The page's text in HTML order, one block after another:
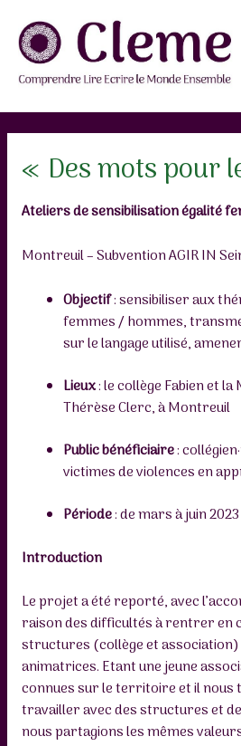
contenu
« Des mots pour
Ateliers de sensibilisation égalité
Montreuil – Subvention AGIR IN
Objectif: sensibiliser aux
femmes / hommes,
sur le langage utilisé,
Lieux: le collège Fabien et
Thérèse Clerc, à Montreuil
Public bénéficiaire:
victimes de violences en
Période: de mars à juin 2023
Introduction
Le projet a été reporté, avec
raison des difficultés à rentrer en
structures (collège et
animatrices. Etant une jeune
connues sur le territoire et il nous
travailler avec des structures et
nous partagions les mêmes